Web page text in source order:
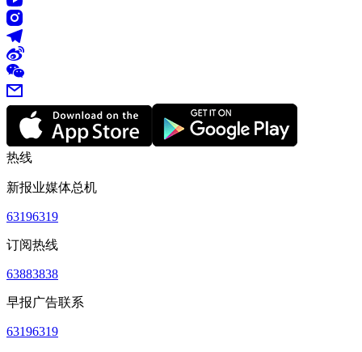
热线
新报业媒体总机
63196319
订阅热线
63883838
早报广告联系
63196319